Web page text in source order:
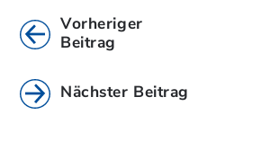
Vorheriger
Beitrag
Nächster Beitrag